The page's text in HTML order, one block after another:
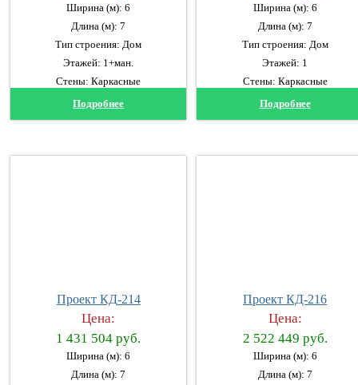
Ширина (м): 6
Длина (м): 7
Тип строения: Дом
Этажей: 1+ман.
Стены: Каркасные
Подробнее
Ширина (м): 6
Длина (м): 7
Тип строения: Дом
Этажей: 1
Стены: Каркасные
Подробнее
Проект КД-214
Цена:
1 431 504 руб.
Ширина (м): 6
Длина (м): 7
Проект КД-216
Цена:
2 522 449 руб.
Ширина (м): 6
Длина (м): 7